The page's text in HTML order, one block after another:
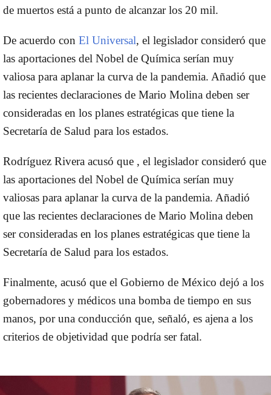
de muertos está a punto de alcanzar los 20 mil.
De acuerdo con El Universal, el legislador consideró que
las aportaciones del Nobel de Química serían muy
valiosa para aplanar la curva de la pandemia. Añadió que
las recientes declaraciones de Mario Molina deben ser
consideradas en los planes estratégicas que tiene la
Secretaría de Salud para los estados.
Rodríguez Rivera acusó que , el legislador consideró que
las aportaciones del Nobel de Química serían muy
valiosas para aplanar la curva de la pandemia. Añadió
que las recientes declaraciones de Mario Molina deben
ser consideradas en los planes estratégicas que tiene la
Secretaría de Salud para los estados.
Finalmente, acusó que el Gobierno de México dejó a los
gobernadores y médicos una bomba de tiempo en sus
manos, por una conducción que, señaló, es ajena a los
criterios de objetividad que podría ser fatal.